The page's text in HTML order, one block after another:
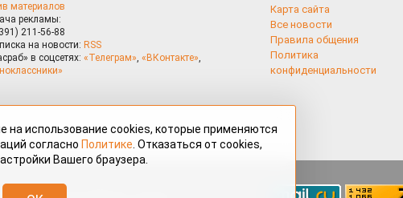
материалов
рекламы:
211-56-88
на новости: RSS
в соцсетях: «Телеграм», «ВКонтакте»,
Карта сайта
Все новости
Правила общения
Политика
конфиденциальности
сотрудниками редакции, нештатными
на использование cookies, которые применяются
согласно Политике . Отказаться от cookies,
Вашего браузера.